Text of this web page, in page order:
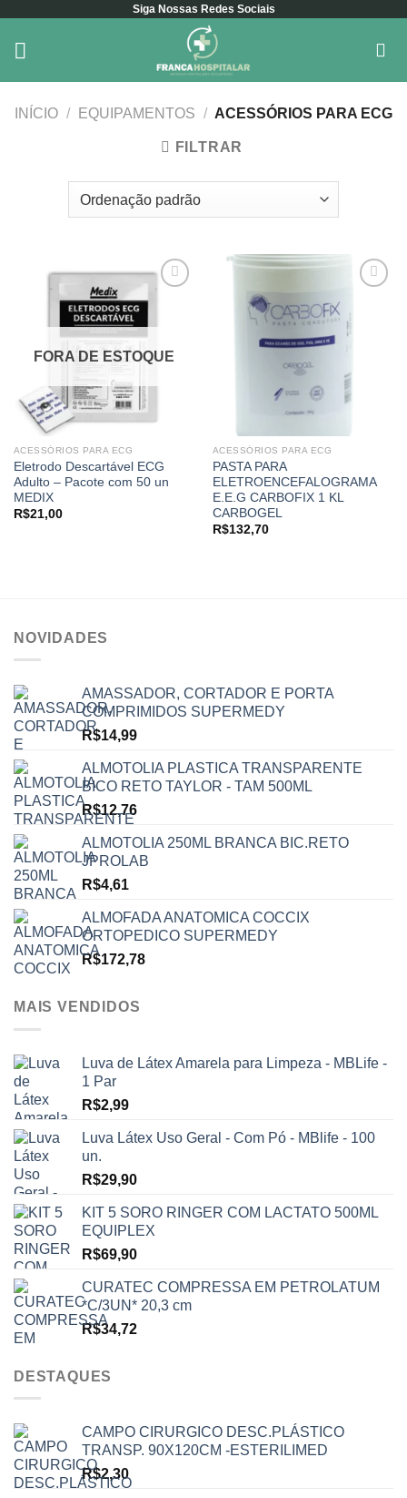
content
Siga Nossas Redes Sociais
INÍCIO / EQUIPAMENTOS / ACESSÓRIOS PARA ECG
FILTRAR
FORA DE ESTOQUE
ACESSÓRIOS PARA ECG
Eletrodo Descartável ECG
Adulto – Pacote com 50 un
MEDIX
R$21,00
ACESSÓRIOS PARA ECG
PASTA PARA
ELETROENCEFALOGRAMA
E.E.G CARBOFIX 1 KL
CARBOGEL
R$132,70
NOVIDADES
AMASSADOR, CORTADOR E PORTA
COMPRIMIDOS SUPERMEDY
R$14,99
ALMOTOLIA PLASTICA TRANSPARENTE
BICO RETO TAYLOR - TAM 500ML
R$12,76
ALMOTOLIA 250ML BRANCA BIC.RETO
JPROLAB
R$4,61
ALMOFADA ANATOMICA COCCIX
ORTOPEDICO SUPERMEDY
R$172,78
MAIS VENDIDOS
Luva de Látex Amarela para Limpeza - MBLife -
1 Par
R$2,99
Luva Látex Uso Geral - Com Pó - MBlife - 100
un.
R$29,90
KIT 5 SORO RINGER COM LACTATO 500ML
EQUIPLEX
R$69,90
CURATEC COMPRESSA EM PETROLATUM
*C/3UN* 20,3 cm
R$34,72
DESTAQUES
CAMPO CIRURGICO DESC.PLÁSTICO
TRANSP. 90X120CM -ESTERILIMED
R$2,30